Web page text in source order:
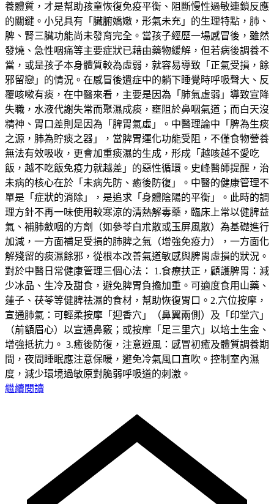
養體質，才是幫助孩童恢復免疫平衡、阻斷慢性過敏連鎖反應
的關鍵。小兒具有「臟腑嬌嫩，形氣未充」的生理特點，肺、
脾、腎三臟功能尚未發育完全。當孩子經歷一場感冒後，雖然
發燒、急性咽痛等主要症狀已藉由藥物緩解，但若病後調養不
當，或是孩子本身體質較為虛弱，就容易導致「正氣受損，餘
邪留戀」的情況。在感冒後遺症中的躺下睡覺時呼吸聲大、反
覆咳嗽有痰，在中醫來看，主要是因為「肺氣虛弱」導致宣降
失職，水液代謝失常而聚濕成痰，壅阻於鼻咽氣道；而白天沒
精神、胃口差則是因為「脾胃氣虛」。中醫理論中「脾為生痰
之源，肺為貯痰之器」，當脾胃運化功能受阻，不僅食物營養
無法有效吸收，更會加重痰濕的生成，形成「越咳越不愛吃
飯，越不吃飯免疫力就越差」的惡性循環。史峰醫師提醒，治
未病的核心在於「未病先防、癒後防復」。中醫的健康管理不
單是「症狀的消除」，是追求「身體陰陽的平衡」。此時的調
理方針不再一味使用較寒涼的清熱解毒藥，臨床上常以健脾益
氣、補肺斂咽的方劑（如參苓白朮散或玉屏風散）為基礎進行
加減，一方面補足受損的肺脾之氣（增強免疫力），一方面化
解殘留的痰濕餘邪，從根本改善氣道敏感與脾胃虛損的狀況。
對於中醫日常健康管理三個心法： 1.食療扶正，顧護脾胃：減
少冰品、生冷及甜食，避免脾胃負擔加重。可適度食用山藥、
蓮子、茯苓等健脾祛濕的食材，幫助恢復胃口。2.穴位按摩，
宣通肺氣：可輕柔按摩「迎香穴」（鼻翼兩側）及「印堂穴」
（前額眉心）以宣通鼻竅；或按摩「足三里穴」以培土生金、
增強抵抗力。 3.癒後防復，注意避風：感冒初癒及體質調養期
間，夜間睡眠應注意保暖，避免冷氣風口直吹。控制室內濕
度，減少環境過敏原對脆弱呼吸道的刺激。
繼續閱讀